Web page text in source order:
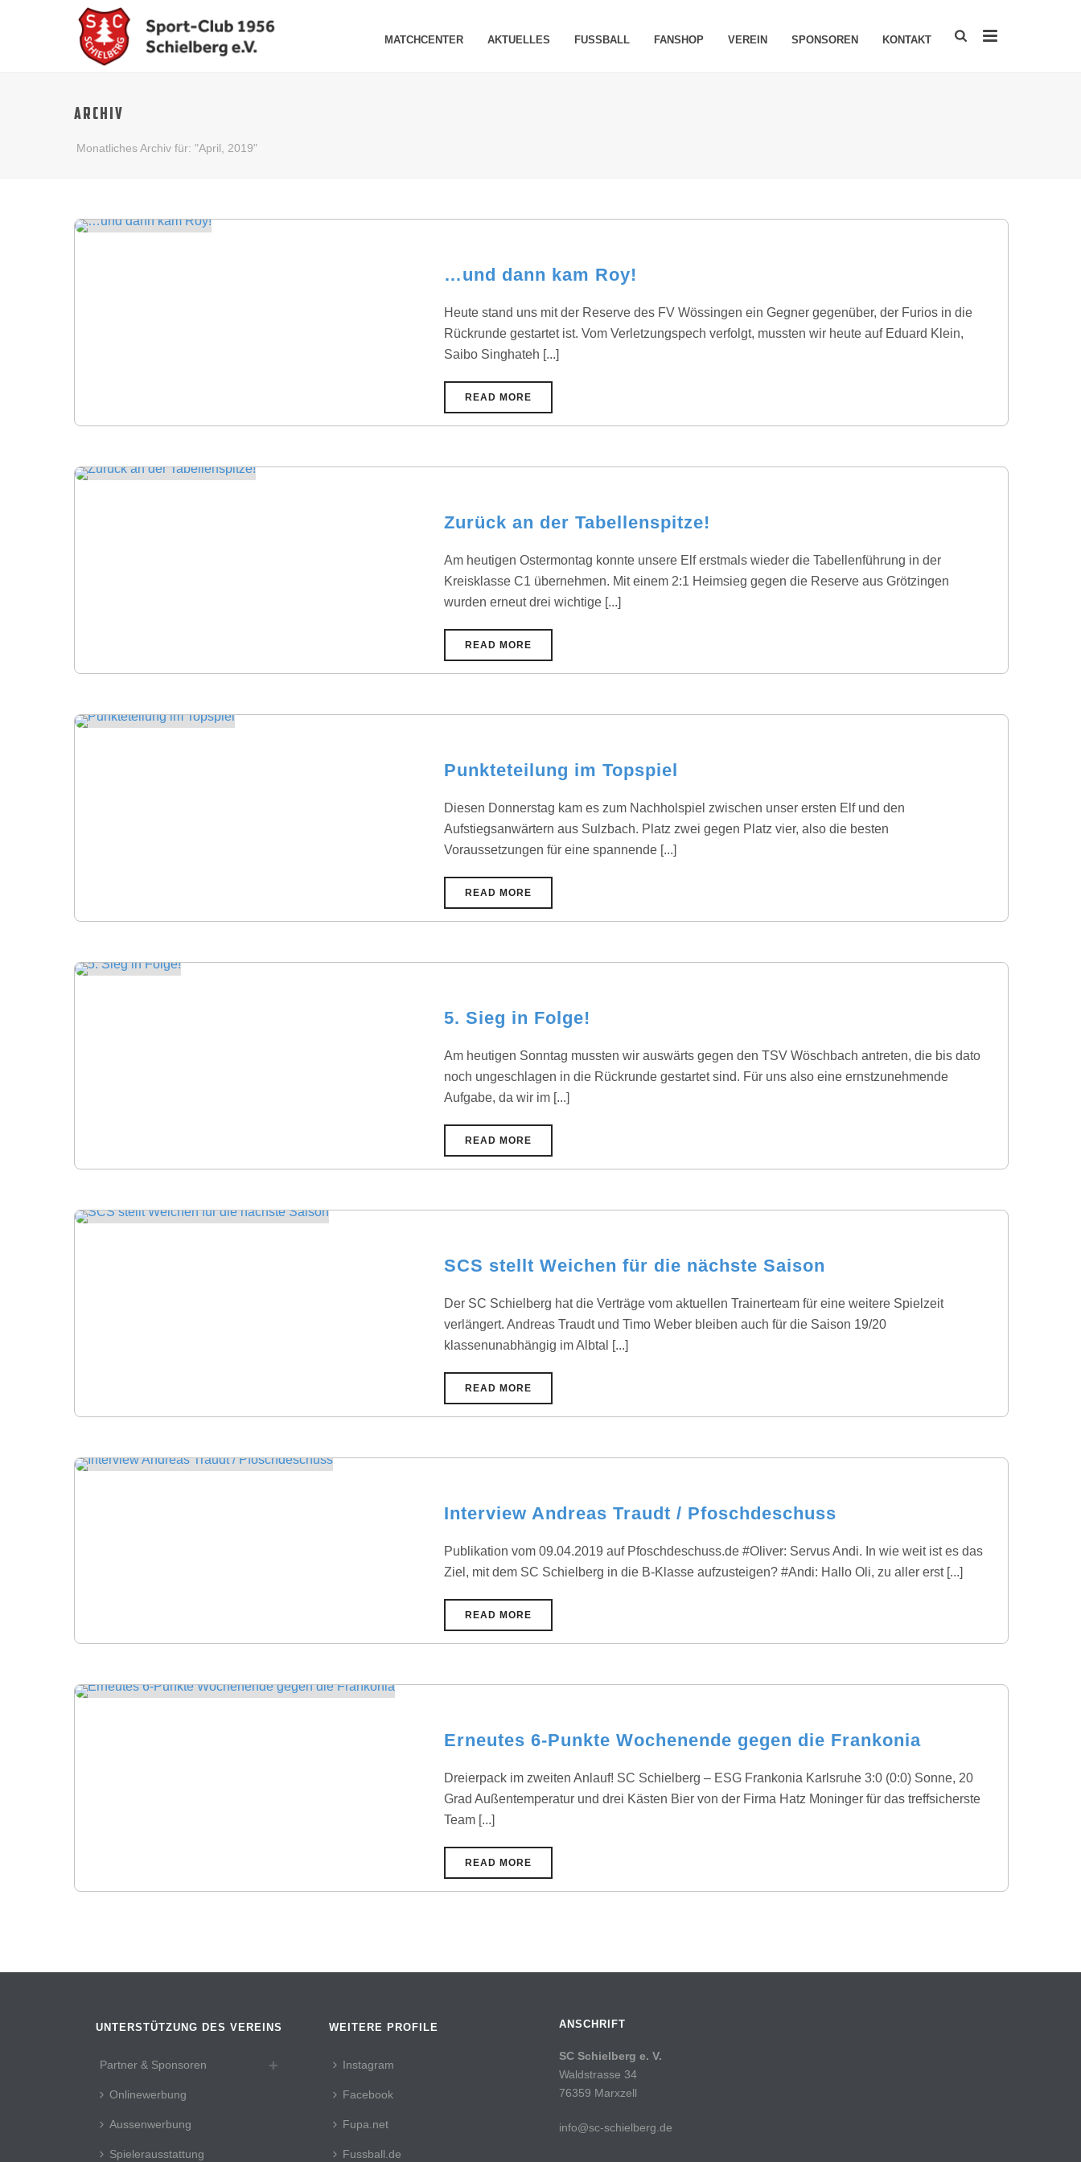
MATCHCENTER AKTUELLES FUSSBALL FANSHOP VEREIN SPONSOREN KONTAKT
ARCHIV
Monatliches Archiv für: "April, 2019"
…und dann kam Roy!
Heute stand uns mit der Reserve des FV Wössingen ein Gegner gegenüber, der Furios in die
Rückrunde gestartet ist. Vom Verletzungspech verfolgt, mussten wir heute auf Eduard Klein,
Saibo Singhateh [...]
READ MORE
Zurück an der Tabellenspitze!
Am heutigen Ostermontag konnte unsere Elf erstmals wieder die Tabellenführung in der
Kreisklasse C1 übernehmen. Mit einem 2:1 Heimsieg gegen die Reserve aus Grötzingen
wurden erneut drei wichtige [...]
READ MORE
Punkteteilung im Topspiel
Diesen Donnerstag kam es zum Nachholspiel zwischen unser ersten Elf und den
Aufstiegsanwärtern aus Sulzbach. Platz zwei gegen Platz vier, also die besten
Voraussetzungen für eine spannende [...]
READ MORE
5. Sieg in Folge!
Am heutigen Sonntag mussten wir auswärts gegen den TSV Wöschbach antreten, die bis dato
noch ungeschlagen in die Rückrunde gestartet sind. Für uns also eine ernstzunehmende
Aufgabe, da wir im [...]
READ MORE
SCS stellt Weichen für die nächste Saison
Der SC Schielberg hat die Verträge vom aktuellen Trainerteam für eine weitere Spielzeit
verlängert. Andreas Traudt und Timo Weber bleiben auch für die Saison 19/20
klassenunabhängig im Albtal [...]
READ MORE
Interview Andreas Traudt / Pfoschdeschuss
Publikation vom 09.04.2019 auf Pfoschdeschuss.de #Oliver: Servus Andi. In wie weit ist es das
Ziel, mit dem SC Schielberg in die B-Klasse aufzusteigen? #Andi: Hallo Oli, zu aller erst [...]
READ MORE
Erneutes 6-Punkte Wochenende gegen die Frankonia
Dreierpack im zweiten Anlauf! SC Schielberg – ESG Frankonia Karlsruhe 3:0 (0:0) Sonne, 20
Grad Außentemperatur und drei Kästen Bier von der Firma Hatz Moninger für das treffsicherste
Team [...]
READ MORE
UNTERSTÜTZUNG DES VEREINS
Partner & Sponsoren
Onlinewerbung
Aussenwerbung
Spielerausstattung
WEITERE PROFILE
Instagram
Facebook
Fupa.net
Fussball.de
ANSCHRIFT
SC Schielberg e. V.
Waldstrasse 34
76359 Marxzell
info@sc-schielberg.de